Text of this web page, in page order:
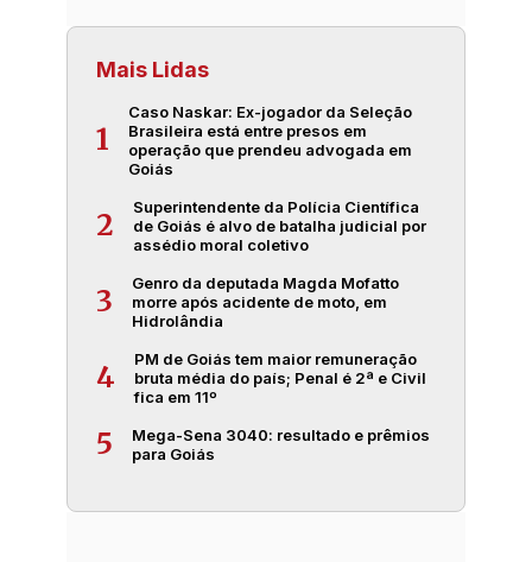
Mais Lidas
1
Caso Naskar: Ex-jogador da Seleção
Brasileira está entre presos em
operação que prendeu advogada em
Goiás
2
Superintendente da Polícia Científica
de Goiás é alvo de batalha judicial por
assédio moral coletivo
3
Genro da deputada Magda Mofatto
morre após acidente de moto, em
Hidrolândia
4
PM de Goiás tem maior remuneração
bruta média do país; Penal é 2ª e Civil
fica em 11º
5
Mega-Sena 3040: resultado e prêmios
para Goiás